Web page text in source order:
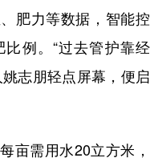
肥力等数据，智能控
例。“过去管护靠经
志朋轻点屏幕，便启
需用水20立方米，